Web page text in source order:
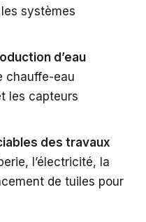
systèmes
d’eau
chauffe-eau
les capteurs
des travaux
l’électricité, la
de tuiles pour